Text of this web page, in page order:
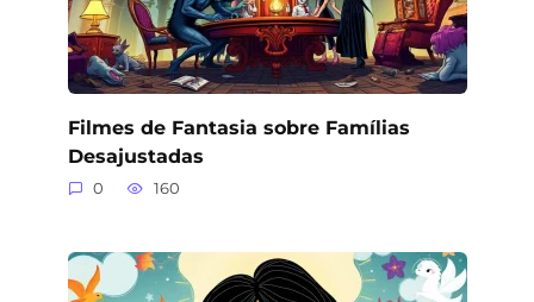
Filmes de Fantasia sobre Famílias
Desajustadas
0 160